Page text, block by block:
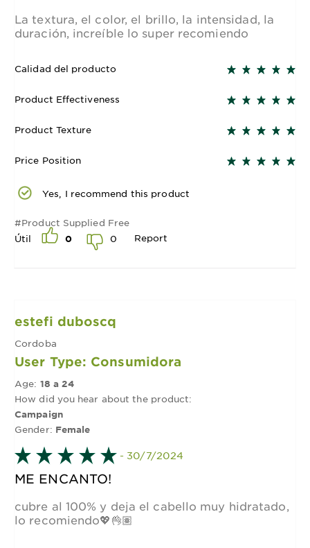
La textura, el color, el brillo, la intensidad, la
duración, increíble lo super recomiendo
Calidad del producto
Product Effectiveness
Product Texture
Price Position
Yes, I recommend this product
#Product Supplied Free
Útil
0 0 Report
estefi duboscq
Cordoba
User Type: Consumidora
Age: 18 a 24
How did you hear about the product:
Campaign
Gender: Female
- 30/7/2024
ME ENCANTO!
cubre al 100% y deja el cabello muy hidratado,
lo recomiendo💖👌🏽